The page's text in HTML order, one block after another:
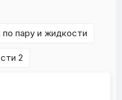
по пару и жидкости
2